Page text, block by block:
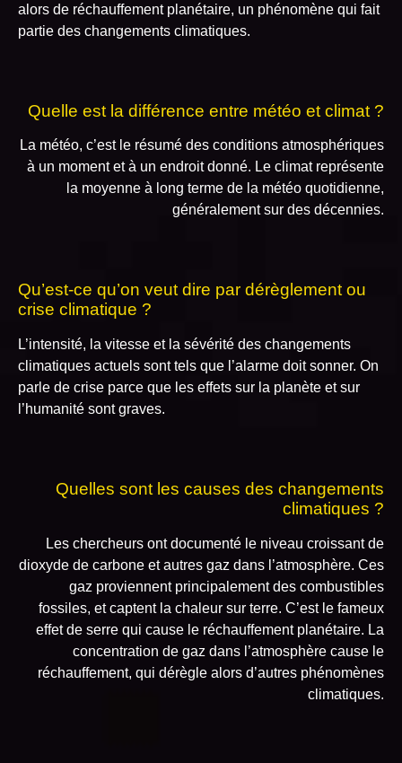
alors de réchauffement planétaire, un phénomène qui fait
partie des changements climatiques.
Quelle est la différence entre météo et climat ?
La météo, c’est le résumé des conditions atmosphériques
à un moment et à un endroit donné. Le climat représente
la moyenne à long terme de la météo quotidienne,
généralement sur des décennies.
Qu’est-ce qu’on veut dire par dérèglement ou
crise climatique ?
L’intensité, la vitesse et la sévérité des changements
climatiques actuels sont tels que l’alarme doit sonner. On
parle de crise parce que les effets sur la planète et sur
l’humanité sont graves.
Quelles sont les causes des changements
climatiques ?
Les chercheurs ont documenté le niveau croissant de
dioxyde de carbone et autres gaz dans l’atmosphère. Ces
gaz proviennent principalement des combustibles
fossiles, et captent la chaleur sur terre. C’est le fameux
effet de serre qui cause le réchauffement planétaire. La
concentration de gaz dans l’atmosphère cause le
réchauffement, qui dérègle alors d’autres phénomènes
climatiques.